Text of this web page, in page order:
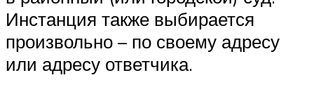
Инстанция также выбирается
произвольно – по своему адресу
или адресу ответчика.